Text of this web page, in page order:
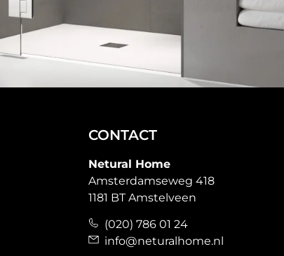
CONTACT
Netural Home
Amsterdamseweg 418
1181 BT Amstelveen
(020) 786 01 24
info@neturalhome.nl